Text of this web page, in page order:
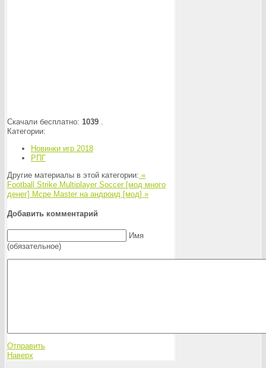
Скачали бесплатно: 1039 .
Категории:
Новинки игр 2018
РПГ
Другие материалы в этой категории: «
Football Strike Multiplayer Soccer [мод много
денег] Mcpe Master на андроид [мод] »
Добавить комментарий
Имя
(обязательное)
Отправить
Наверх